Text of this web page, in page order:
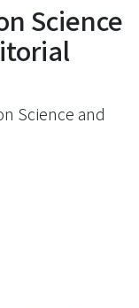
Science
Science and